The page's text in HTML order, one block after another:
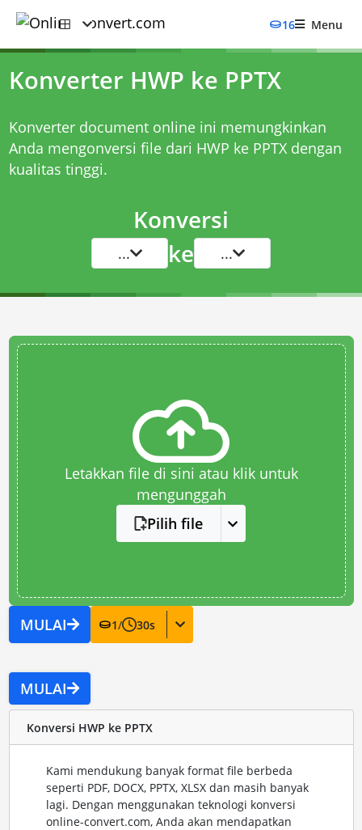
16 Menu
Konverter HWP ke PPTX
Konverter document online ini memungkinkan
Anda mengonversi file dari HWP ke PPTX dengan
kualitas tinggi.
Konversi
... ke ...
Letakkan file di sini atau klik untuk
mengunggah
Pilih file
MULAI 1/ 30s
MULAI
Konversi HWP ke PPTX
Kami mendukung banyak format file berbeda
seperti PDF, DOCX, PPTX, XLSX dan masih banyak
lagi. Dengan menggunakan teknologi konversi
online-convert.com, Anda akan mendapatkan